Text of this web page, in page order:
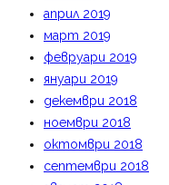
април 2019
март 2019
февруари 2019
януари 2019
декември 2018
ноември 2018
октомври 2018
септември 2018